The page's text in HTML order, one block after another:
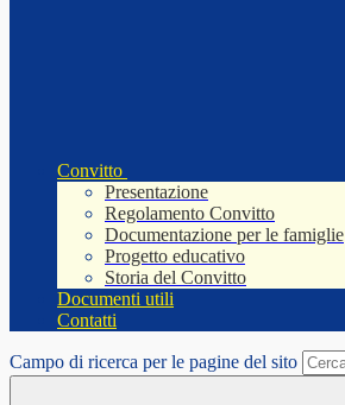
Convitto
Presentazione
Regolamento Convitto
Documentazione per le famiglie
Progetto educativo
Storia del Convitto
Documenti utili
Contatti
Campo di ricerca per le pagine del sito